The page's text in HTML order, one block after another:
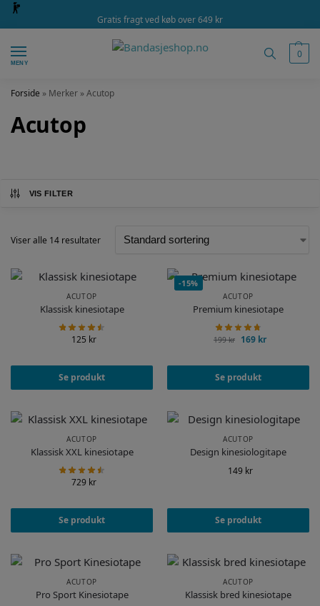
Gratis fragt ved køb over 649 kr
MENY
0
Forside » Merker »Acutop
Acutop
VIS FILTER
Viser alle 14 resultater
ACUTOP
Klassisk kinesiotape
125 kr
Se produkt
-15%
ACUTOP
Premium kinesiotape
199kr 169 kr
Se produkt
ACUTOP
Klassisk XXL kinesiotape
729 kr
Se produkt
ACUTOP
Design kinesiologitape
149 kr
Se produkt
ACUTOP
Pro Sport Kinesiotape
ACUTOP
Klassisk bred kinesiotape